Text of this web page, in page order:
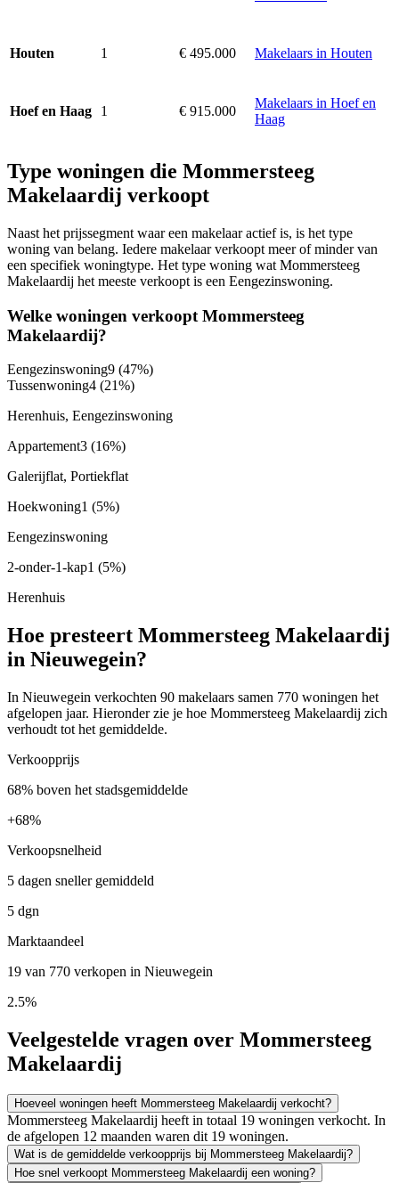
Houten 1 € 495.000 Makelaars in Houten
Hoef en Haag 1 € 915.000
Makelaars in Hoef en
Haag
Type woningen die Mommersteeg
Makelaardij verkoopt
Naast het prijssegment waar een makelaar actief is, is het type
woning van belang. Iedere makelaar verkoopt meer of minder van
een specifiek woningtype. Het type woning wat Mommersteeg
Makelaardij het meeste verkoopt is een Eengezinswoning.
Welke woningen verkoopt Mommersteeg
Makelaardij?
Eengezinswoning9 (47%)
Tussenwoning4 (21%)
Herenhuis, Eengezinswoning
Appartement3 (16%)
Galerijflat, Portiekflat
Hoekwoning1 (5%)
Eengezinswoning
2-onder-1-kap1 (5%)
Herenhuis
Hoe presteert Mommersteeg Makelaardij
in Nieuwegein?
In Nieuwegein verkochten 90 makelaars samen 770 woningen het
afgelopen jaar. Hieronder zie je hoe Mommersteeg Makelaardij zich
verhoudt tot het gemiddelde.
Verkoopprijs
68% boven het stadsgemiddelde
+68%
Verkoopsnelheid
5 dagen sneller gemiddeld
5 dgn
Marktaandeel
19 van 770 verkopen in Nieuwegein
2.5%
Veelgestelde vragen over Mommersteeg
Makelaardij
Hoeveel woningen heeft Mommersteeg Makelaardij verkocht?
Mommersteeg Makelaardij heeft in totaal 19 woningen verkocht. In
de afgelopen 12 maanden waren dit 19 woningen.
Wat is de gemiddelde verkoopprijs bij Mommersteeg Makelaardij?
Hoe snel verkoopt Mommersteeg Makelaardij een woning?